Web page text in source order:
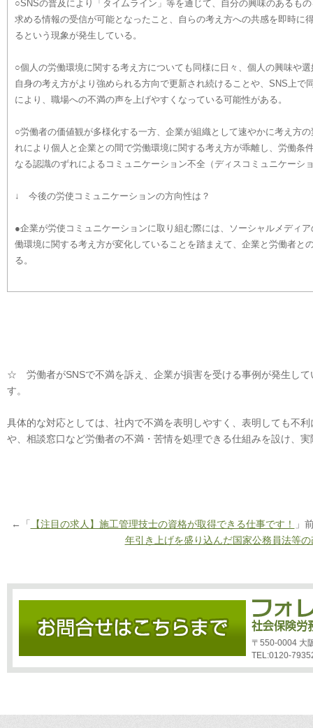
○SNSの普及により「タイムライン」等を通じて、自分の興味のあるも
求める情報の受信が可能となったこと、自らの考え方への共感を即時に
るという現象が発生している。
○個人の労働環境に関する考え方についても同様に日々、個人の興味や
自身の考え方がより強められる方向で更新され続けることや、SNS上で
により、職場への不満の声を上げやすくなっている可能性がある。
○労働者の価値観が多様化する一方、企業が組織として速やかに考え方
れにより個人と企業との間で労働環境に関する考え方が乖離し、労働条
なる認識のずれによるコミュニケーション不全（ディスコミュニケーシ
↓ 今後の労使コミュニケーションの方向性は？
●企業が労使コミュニケーションに取り組む際には、ソーシャルメディ
働環境に関する考え方が変化していることを踏まえて、企業と労働者と
る。
☆ 労働者がSNSで不満を訴え、企業が損害を受ける事例が発生して
す。
具体的な対応としては、社内で不満を表明しやすく、表明しても不
や、相談窓口など労働者の不満・苦情を処理できる仕組みを設け、
←「 【注目の求人】施工管理技士の資格が取得できる仕事です！
」
年引き上げを盛り込んだ国家公務員法等
〒550-0004 大
TEL:0120-